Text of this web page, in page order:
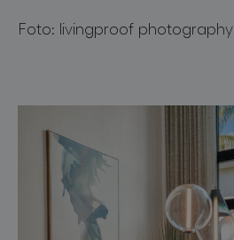
Foto: livingproof photography